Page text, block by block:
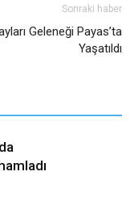
Sonraki haber
Geleneği Payas’ta
Yaşatıldı